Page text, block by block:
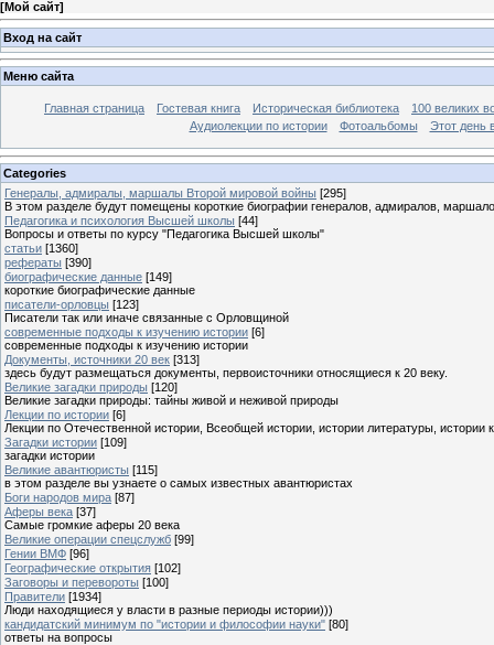
[Мой сайт]
Вход на сайт
Меню сайта
Главная страница Гостевая книга Историческая библиотека
100 великих
Аудиолекции по истории
Фотоальбомы Этот день
Categories
Генералы, адмиралы, маршалы Второй мировой войны [295]
В этом разделе будут помещены короткие биографии генералов, адмиралов,
Педагогика и психология Высшей школы [44]
Вопросы и ответы по курсу "Педагогика Высшей школы"
статьи [1360]
рефераты [390]
биографические данные [149]
короткие биографические данные
писатели-орловцы [123]
Писатели так или иначе связанные с Орловщиной
современные подходы к изучению истории [6]
современные подходы к изучению истории
Документы, источники 20 век [313]
здесь будут размещаться документы, первоисточники относящиеся к 20 веку.
Великие загадки природы [120]
Великие загадки природы: тайны живой и неживой природы
Лекции по истории [6]
Лекции по Отечественной истории, Всеобщей истории, истории литературы, истории
Загадки истории [109]
загадки истории
Великие авантюристы [115]
в этом разделе вы узнаете о самых известных авантюристах
Боги народов мира [87]
Аферы века [37]
Самые громкие аферы 20 века
Великие операции спецслужб [99]
Гении ВМФ [96]
Географические открытия [102]
Заговоры и перевороты [100]
Правители [1934]
Люди находящиеся у власти в разные периоды истории)))
кандидатский минимум по "истории и философии науки" [80]
ответы на вопросы